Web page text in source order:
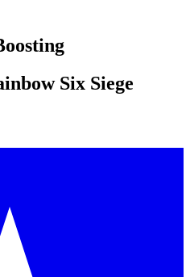
Six Siege